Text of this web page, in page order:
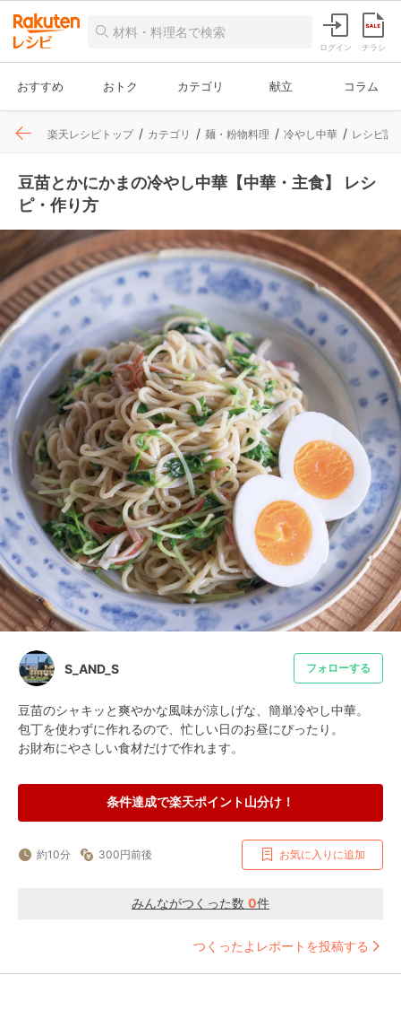
ログイン チラシ
おすすめ おトク カテゴリ 献立 コラム
楽天レシピトップ カテゴリ 麺・粉物料理 冷やし中華 レシピ詳
豆苗とかにかまの冷やし中華【中華・主食】 レシ
ピ・作り方
S_AND_S フォローする
豆苗のシャキッと爽やかな風味が涼しげな、簡単冷やし中華。
包丁を使わずに作れるので、忙しい日のお昼にぴったり。
お財布にやさしい食材だけで作れます。
条件達成で楽天ポイント山分け！
約10分 300円前後 お気に入りに追加
みんながつくった数 0件
つくったよレポートを投稿する